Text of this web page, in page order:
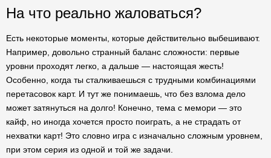
На что реально жаловаться?
Есть некоторые моменты, которые действительно выбешивают.
Например, довольно странный баланс сложности: первые
уровни проходят легко, а дальше — настоящая жесть!
Особенно, когда ты сталкиваешься с трудными комбинациями
перетасовок карт. И тут же понимаешь, что без взлома дело
может затянуться на долго! Конечно, тема с мемори — это
кайф, но иногда хочется просто поиграть, а не страдать от
нехватки карт! Это словно игра с изначально сложным уровнем,
при этом серия из одной и той же задачи.